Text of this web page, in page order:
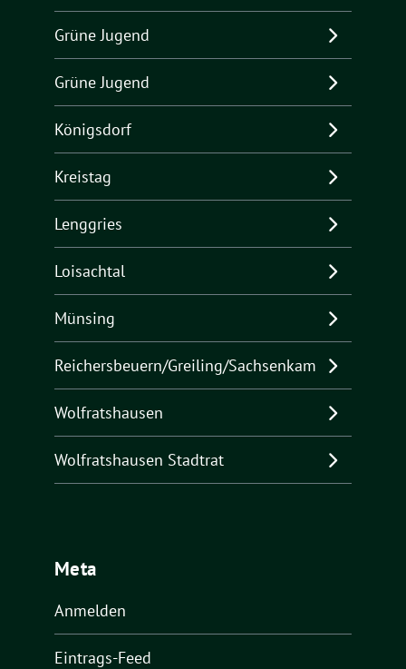
Grüne Jugend
Grüne Jugend
Königsdorf
Kreistag
Lenggries
Loisachtal
Münsing
Reichersbeuern/Greiling/Sachsenkam
Wolfratshausen
Wolfratshausen Stadtrat
Meta
Anmelden
Eintrags-Feed